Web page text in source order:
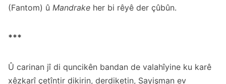
(Fantom) û Mandrake her bi rêyê der çûbûn.
***
Û carinan jî di quncikên bandan de valahîyine ku karê
xêzkarî çetîntir dikirin, derdiketin, Sayişman ev